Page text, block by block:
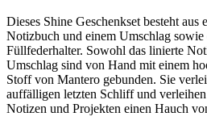
Dieses Shine Geschenkset besteht
Notizbuch und einem Umschlag
Füllfederhalter. Sowohl das linierte
Umschlag sind von Hand mit einem
Stoff von Mantero gebunden. Sie
auffälligen letzten Schliff und
Notizen und Projekten einen Hauch